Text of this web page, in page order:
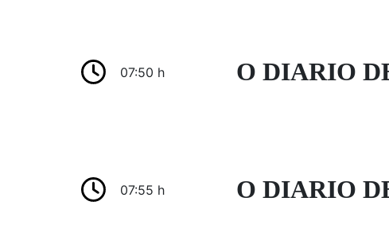
07:50 h O DIARIO
07:55 h O DIARIO